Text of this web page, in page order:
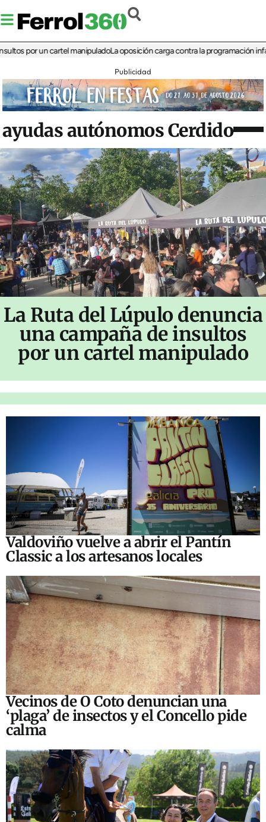
por un cartel manipuladoLa oposición carga contra la programación infantil
Publicidad
ayudas autónomos Cerdido
La Ruta del Lúpulo denuncia
una campaña de insultos
por un cartel manipulado
Valdoviño vuelve a abrir el Pantín
Classic a los artesanos locales
Vecinos de O Coto denuncian una
‘plaga’ de insectos y el Concello pide
calma